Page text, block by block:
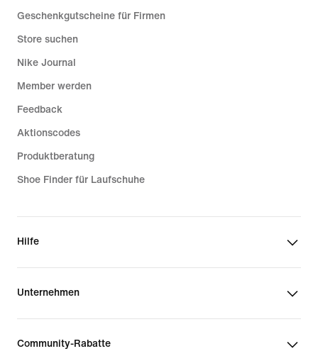
Geschenkgutscheine für Firmen
Store suchen
Nike Journal
Member werden
Feedback
Aktionscodes
Produktberatung
Shoe Finder für Laufschuhe
Hilfe
Unternehmen
Community-Rabatte